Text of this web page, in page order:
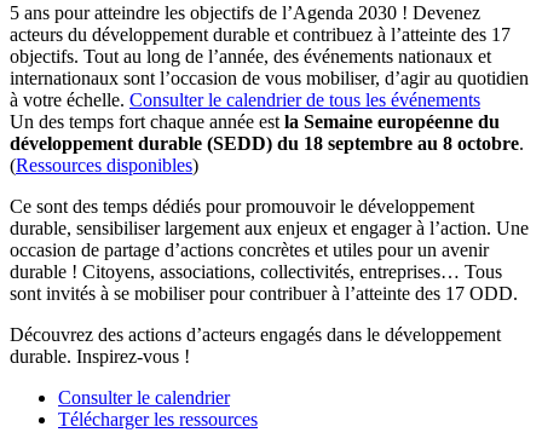
5 ans pour atteindre les objectifs de l’Agenda 2030 ! Devenez
acteurs du développement durable et contribuez à l’atteinte des 17
objectifs. Tout au long de l’année, des événements nationaux et
internationaux sont l’occasion de vous mobiliser, d’agir au quotidien
à votre échelle. Consulter le calendrier de tous les événements
Un des temps fort chaque année est la Semaine européenne du
développement durable (SEDD) du 18 septembre au 8 octobre.
(Ressources disponibles)
Ce sont des temps dédiés pour promouvoir le développement
durable, sensibiliser largement aux enjeux et engager à l’action. Une
occasion de partage d’actions concrètes et utiles pour un avenir
durable ! Citoyens, associations, collectivités, entreprises… Tous
sont invités à se mobiliser pour contribuer à l’atteinte des 17 ODD.
Découvrez des actions d’acteurs engagés dans le développement
durable. Inspirez-vous !
Consulter le calendrier
Télécharger les ressources